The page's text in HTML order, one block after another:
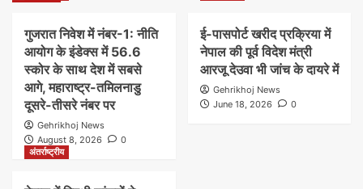
गुजरात निवेश में नंबर-1: नीति
आयोग के इंडेक्स में 56.6
स्कोर के साथ देश में सबसे
आगे, महाराष्ट्र-तमिलनाडु
दूसरे-तीसरे नंबर पर
Gehrikhoj News
August 8, 2026
0
ई-पासपोर्ट खरीद प्रक्रिया में
नेपाल की पूर्व विदेश मंत्री
आरजू देउवा भी जांच के दायरे में
Gehrikhoj News
June 18, 2026
0
अंतर्राष्ट्रीय